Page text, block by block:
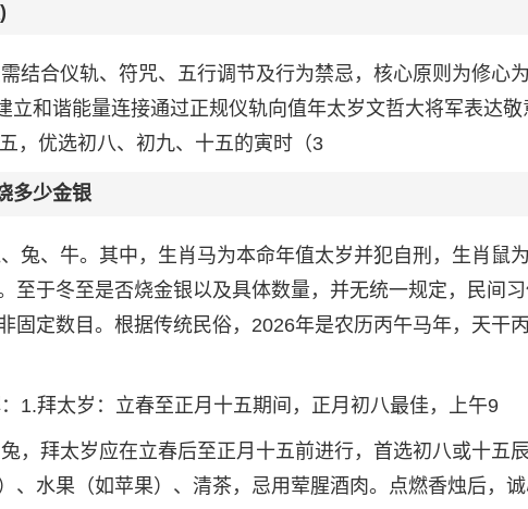
结合仪轨、符咒、五行调节及行为禁忌，核心原则为修心
立和谐能量连接通过正规仪轨向值年太岁文哲大将军表达敬
，优选初八、初九、十五的寅时（3
多少金银
兔、牛。其中，生肖马为本命年值太岁并犯自刑，生肖鼠
至于冬至是否烧金银以及具体数量，并无统一规定，民间
固定数目。根据传统民俗，2026年是农历丙午马年，天干
1.拜太岁：立春至正月十五期间，正月初八最佳，上午9
，拜太岁应在立春后至正月十五前进行，首选初八或十五
、水果（如苹果）、清茶，忌用荤腥酒肉。点燃香烛后，